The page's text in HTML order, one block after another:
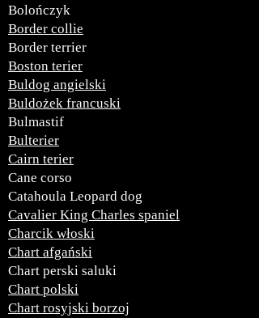
Bolończyk
Border collie
Border terrier
Boston terier
Buldog angielski
Buldożek francuski
Bulmastif
Bulterier
Cairn terier
Cane corso
Catahoula Leopard dog
Cavalier King Charles spaniel
Charcik włoski
Chart afgański
Chart perski saluki
Chart polski
Chart rosyjski borzoj